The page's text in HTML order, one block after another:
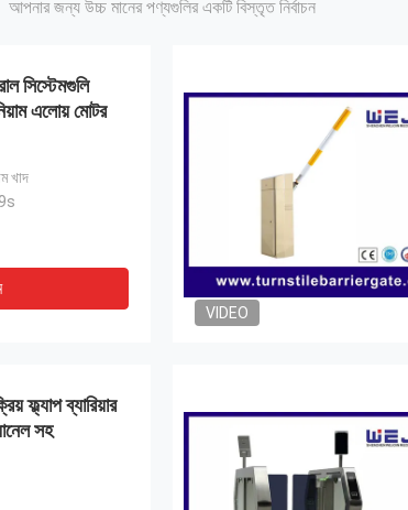
আপনার জন্য উচ্চ মানের পণ্যগুলির একটি বিস্তৃত নির্বাচন
সিস্টেমগুলি
এলোয় মোটর
খাদ
VIDEO
ফ্ল্যাপ ব্যারিয়ার
সহ